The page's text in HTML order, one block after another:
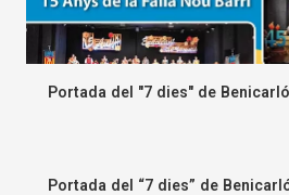
Portada del "7 dies" de
Portada del “7 dies” de